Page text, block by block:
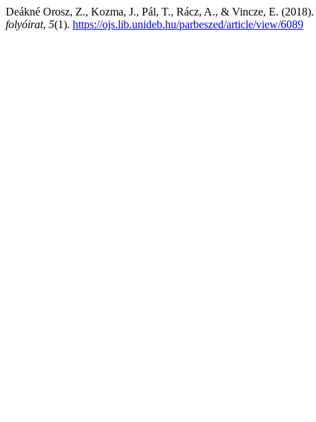
Deákné Orosz, Z., Kozma, J., Pál, T., Rácz, A., & Vincze, E.
folyóirat, 5(1). https://ojs.lib.unideb.hu/parbeszed/article/view/6089